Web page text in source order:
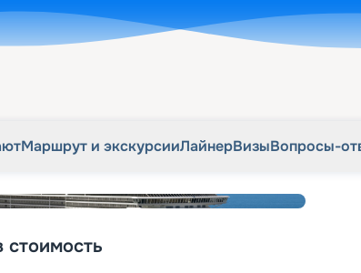
Маршрут и экскурсииЛайнерВизыВопросы-
стоимость